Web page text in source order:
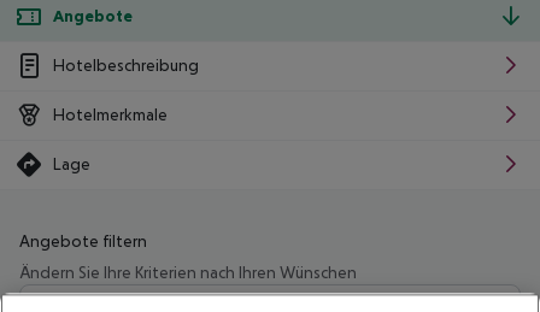
Angebote
Hotelbeschreibung
Hotelmerkmale
Lage
Angebote filtern
Ändern Sie Ihre Kriterien nach Ihren Wünschen
Wähle deinen Abflughafen